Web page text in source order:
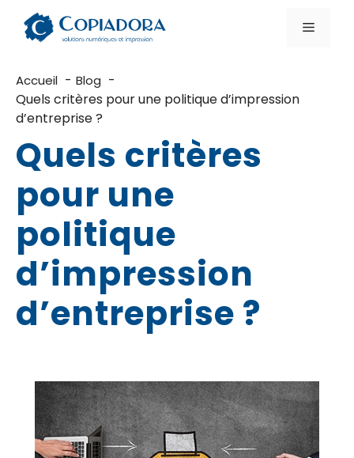
contenu
Menu
Accueil Blog
Quels critères pour une politique d’impression
d’entreprise ?
Quels critères
pour une
politique
d’impression
d’entreprise ?